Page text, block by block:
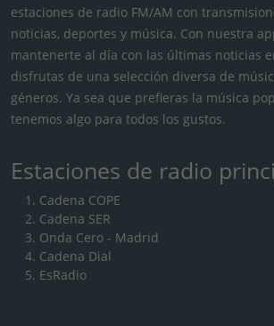
estaciones de radio FM/AM con
noticias, deportes y música. Con nuestra
mantenerte al día con las últimas noticias
disfrutas de una selección diversa de
géneros. Ya sea que prefieras la música
tenemos algo para todos los gustos.
Estaciones de radio
Cadena COPE
Cadena SER
Onda Cero - Madrid
Cadena Dial
EsRadio